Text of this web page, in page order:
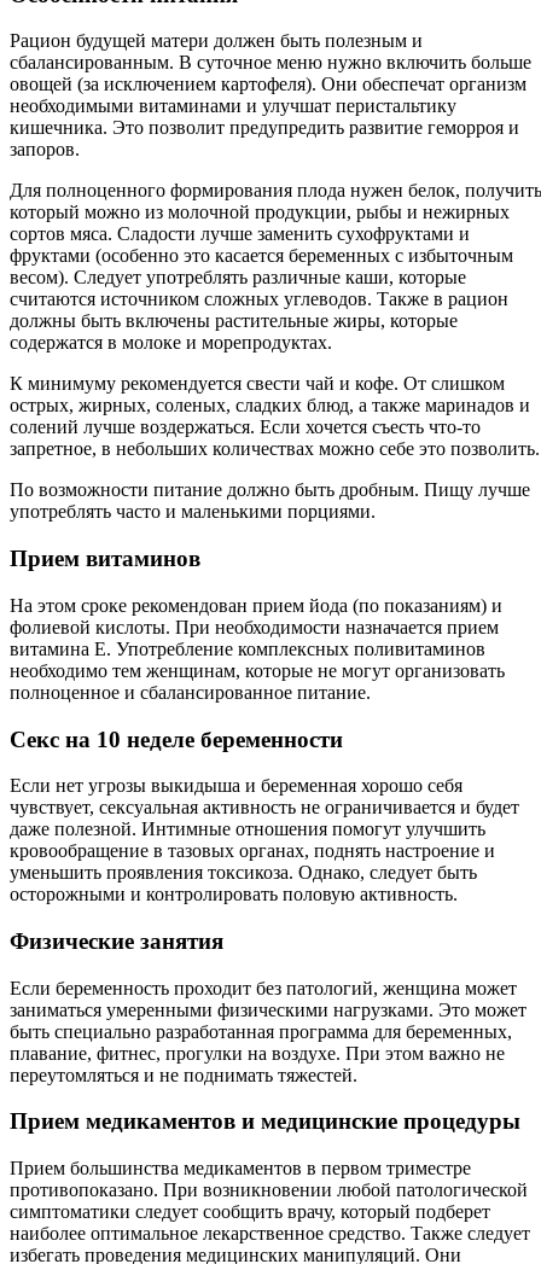
Рацион будущей матери должен быть полезным и
сбалансированным. В суточное меню нужно включить больше
овощей (за исключением картофеля). Они обеспечат организм
необходимыми витаминами и улучшат перистальтику
кишечника. Это позволит предупредить развитие геморроя и
запоров.
Для полноценного формирования плода нужен белок, получить
который можно из молочной продукции, рыбы и нежирных
сортов мяса. Сладости лучше заменить сухофруктами и
фруктами (особенно это касается беременных с избыточным
весом). Следует употреблять различные каши, которые
считаются источником сложных углеводов. Также в рацион
должны быть включены растительные жиры, которые
содержатся в молоке и морепродуктах.
К минимуму рекомендуется свести чай и кофе. От слишком
острых, жирных, соленых, сладких блюд, а также маринадов и
солений лучше воздержаться. Если хочется съесть что-то
запретное, в небольших количествах можно себе это позволить.
По возможности питание должно быть дробным. Пищу лучше
употреблять часто и маленькими порциями.
Прием витаминов
На этом сроке рекомендован прием йода (по показаниям) и
фолиевой кислоты. При необходимости назначается прием
витамина Е. Употребление комплексных поливитаминов
необходимо тем женщинам, которые не могут организовать
полноценное и сбалансированное питание.
Секс на 10 неделе беременности
Если нет угрозы выкидыша и беременная хорошо себя
чувствует, сексуальная активность не ограничивается и будет
даже полезной. Интимные отношения помогут улучшить
кровообращение в тазовых органах, поднять настроение и
уменьшить проявления токсикоза. Однако, следует быть
осторожными и контролировать половую активность.
Физические занятия
Если беременность проходит без патологий, женщина может
заниматься умеренными физическими нагрузками. Это может
быть специально разработанная программа для беременных,
плавание, фитнес, прогулки на воздухе. При этом важно не
переутомляться и не поднимать тяжестей.
Прием медикаментов и медицинские процедуры
Прием большинства медикаментов в первом триместре
противопоказано. При возникновении любой патологической
симптоматики следует сообщить врачу, который подберет
наиболее оптимальное лекарственное средство. Также следует
избегать проведения медицинских манипуляций. Они